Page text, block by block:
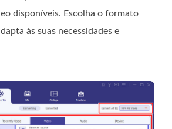
disponíveis. Escolha o formato
às suas necessidades e